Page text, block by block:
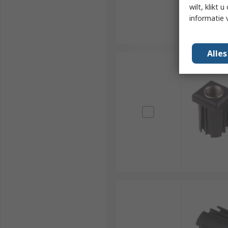
wilt, klikt u
informatie